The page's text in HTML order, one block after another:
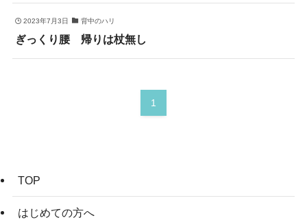
2023年7月3日 背中のハリ
ぎっくり腰 帰りは杖無し
1
TOP
はじめての方へ